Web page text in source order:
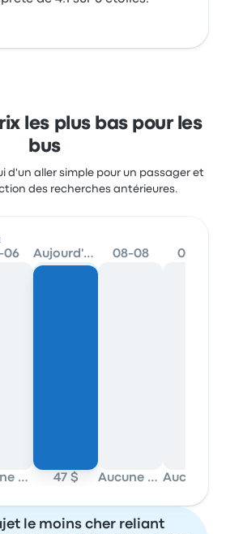
les plus bas pour les
bus
d'un aller simple pour un passager et
des recherches antérieures.
06
Aucune donnée
Aujourd'hui
47 $
08-08
Aucune donnée
08-09
le moins cher reliant